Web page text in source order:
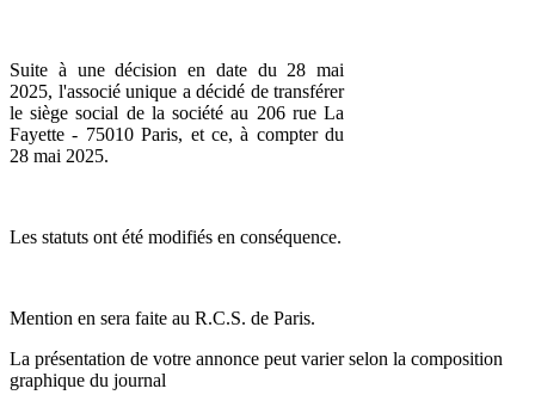
Suite à une décision en date du 28 mai
2025, l'associé unique a décidé de transférer
le siège social de la société au 206 rue La
Fayette - 75010 Paris, et ce, à compter du
28 mai 2025.
Les statuts ont été modifiés en conséquence.
Mention en sera faite au R.C.S. de Paris.
La présentation de votre annonce peut varier selon la composition
graphique du journal